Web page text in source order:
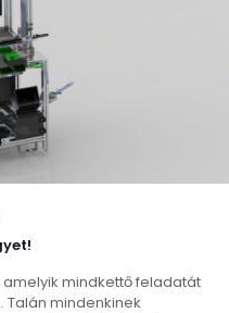
mindkettő feladatát
mindenkinek